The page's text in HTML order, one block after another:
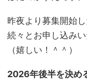
昨夜より募集開始
続々とお申し込みい
（嬉しい！＾＾）
2026年後半を決め